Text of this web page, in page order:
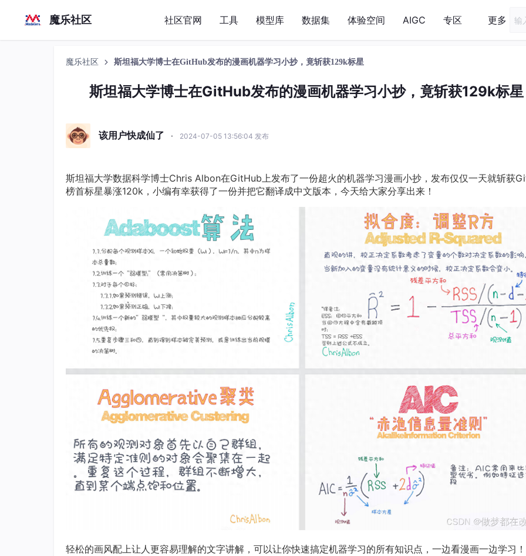
魔乐社区 社区官网 工具 模型库 数据集 体验空间 AIGC 专区 更多
魔乐社区 斯坦福大学博士在GitHub发布的漫画机器学习小抄，竟斩获129k标星
斯坦福大学博士在GitHub发布的漫画机器学习小抄，竟斩获129k标星
该用户快成仙了 · 2024-07-05 13:56:04 发布
斯坦福大学数据科学博士Chris Albon在GitHub上发布了一份超火的机器学习漫画小抄，发布仅仅一天就斩获
榜首标星暴涨120k，小编有幸获得了一份并把它翻译成中文版本，今天给大家分享出来！
轻松的画风配上让人更容易理解的文字讲解，可以让你快速搞定机器学习的所有知识点，一边看漫画一边学习！